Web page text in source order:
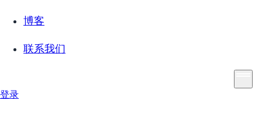
博客
联系我们
登录